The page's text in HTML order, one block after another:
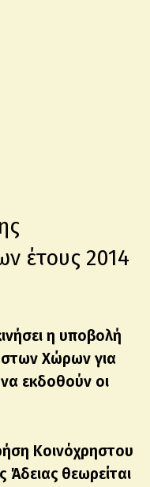
έτους 2014
η υποβολή
Χώρων για
εκδοθούν οι
Κοινόχρηστου
θεωρείται